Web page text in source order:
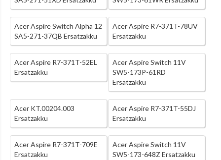
Acer Aspire Switch Alpha 12
SA5-271-37QB Ersatzakku
Acer Aspire R7-371T-78UV
Ersatzakku
Acer Aspire R7-371T-52EL
Ersatzakku
Acer Aspire Switch 11V
SW5-173P-61RD
Ersatzakku
Acer KT.00204.003
Ersatzakku
Acer Aspire R7-371T-55DJ
Ersatzakku
Acer Aspire R7-371T-709E
Ersatzakku
Acer Aspire Switch 11V
SW5-173-648Z Ersatzakku